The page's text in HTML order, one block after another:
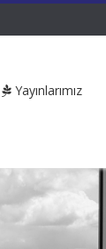
Yayınlarımız